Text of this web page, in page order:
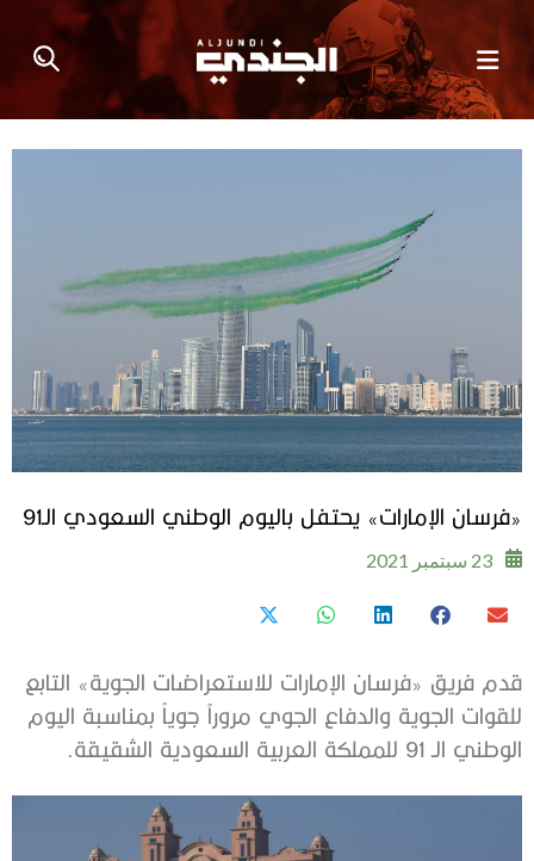
«فرسان الإمارات» يحتفل باليوم الوطني السعودي الـ91
23 سبتمبر 2021
قدم فريق «فرسان الإمارات للاستعراضات الجوية» التابع
للقوات الجوية والدفاع الجوي مروراً جوياً بمناسبة اليوم
الوطني الـ 91 للمملكة العربية السعودية الشقيقة.